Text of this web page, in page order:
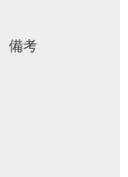
備考